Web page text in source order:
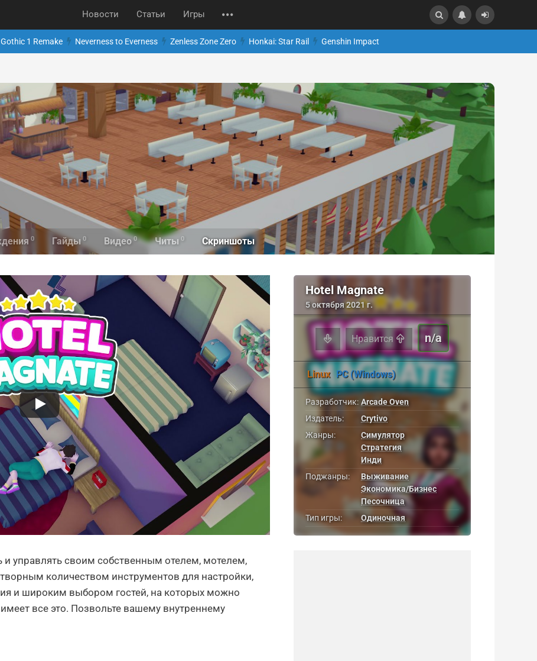
Новости Статьи Игры
Gothic 1 Remake Neverness to Everness Zenless Zone Zero Honkai: Star Rail Genshin Impact
0 Гайды 0 Видео 0 Читы 0 Скриншоты
и управлять своим собственным отелем, мотелем,
количеством инструментов для настройки,
и широким выбором гостей, на которых можно
все это. Позвольте вашему внутреннему
Hotel Magnate
5 октября 2021 г.
Нравится n/a
Linux PC (Windows)
Разработчик: Arcade Oven
Издатель:
Crytivo
Жанры:
Симулятор
Стратегия
Инди
Поджанры:
Выживание
Экономика/Бизнес
Песочница
Тип игры:
Одиночная